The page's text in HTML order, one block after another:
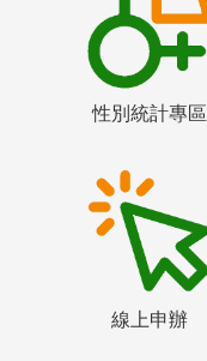
性別統計專區
線上申辦